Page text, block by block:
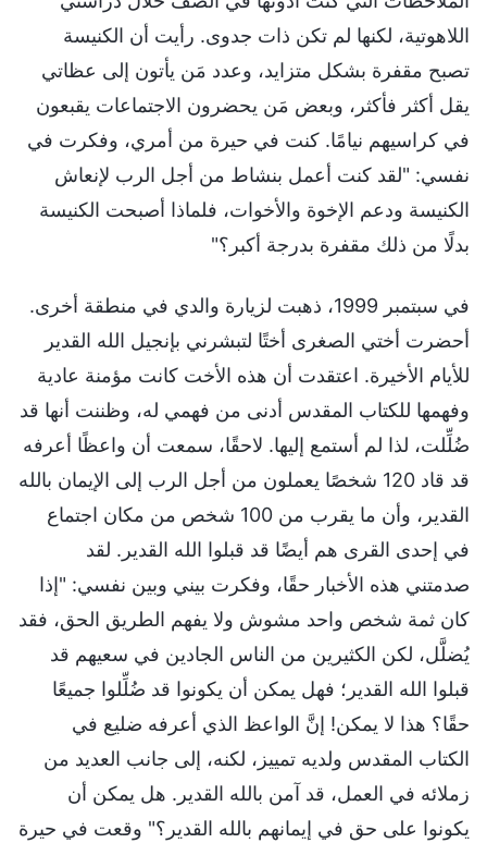
اللاهوتية، لكنها لم تكن ذات جدوى. رأيت أن الكنيسة
تصبح مقفرة بشكل متزايد، وعدد مَن يأتون إلى عظاتي
يقل أكثر فأكثر، وبعض مَن يحضرون الاجتماعات يقبعون
في كراسيهم نيامًا. كنت في حيرة من أمري، وفكرت في
نفسي: "لقد كنت أعمل بنشاط من أجل الرب لإنعاش
الكنيسة ودعم الإخوة والأخوات، فلماذا أصبحت الكنيسة
بدلًا من ذلك مقفرة بدرجة أكبر؟"
في سبتمبر 1999، ذهبت لزيارة والدي في منطقة أخرى.
أحضرت أختي الصغرى أختًا لتبشرني بإنجيل الله القدير
للأيام الأخيرة. اعتقدت أن هذه الأخت كانت مؤمنة عادية
وفهمها للكتاب المقدس أدنى من فهمي له، وظننت أنها قد
ضُلِّلت، لذا لم أستمع إليها. لاحقًا، سمعت أن واعظًا أعرفه
قد قاد 120 شخصًا يعملون من أجل الرب إلى الإيمان بالله
القدير، وأن ما يقرب من 100 شخص من مكان اجتماع
في إحدى القرى هم أيضًا قد قبلوا الله القدير. لقد
صدمتني هذه الأخبار حقًا، وفكرت بيني وبين نفسي: "إذا
كان ثمة شخص واحد مشوش ولا يفهم الطريق الحق، فقد
يُضلَّل، لكن الكثيرين من الناس الجادين في سعيهم قد
قبلوا الله القدير؛ فهل يمكن أن يكونوا قد ضُلِّلوا جميعًا
حقًا؟ هذا لا يمكن! إنَّ الواعظ الذي أعرفه ضليع في
الكتاب المقدس ولديه تمييز، لكنه، إلى جانب العديد من
زملائه في العمل، قد آمن بالله القدير. هل يمكن أن
يكونوا على حق في إيمانهم بالله القدير؟" وقعت في حيرة